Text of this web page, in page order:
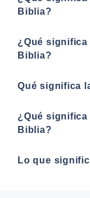
Biblia?
¿Qué
Biblia?
Qué significa
¿Qué
Biblia?
Lo que